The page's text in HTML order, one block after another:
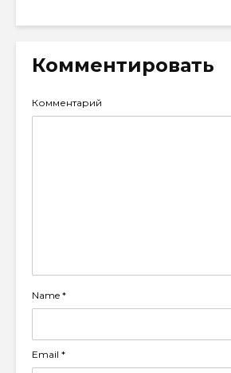
Комментировать
Комментарий
Name *
Email *